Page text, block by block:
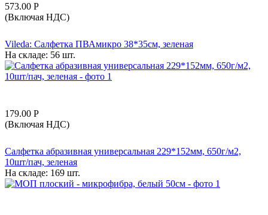
573.00 Р
(Включая НДС)
Vileda: Салфетка ПВАмикро 38*35см, зеленая
На складе: 56 шт.
179.00 Р
(Включая НДС)
Салфетка абразивная универсальная 229*152мм, 650г/м2,
10шт/пач, зеленая
На складе: 169 шт.